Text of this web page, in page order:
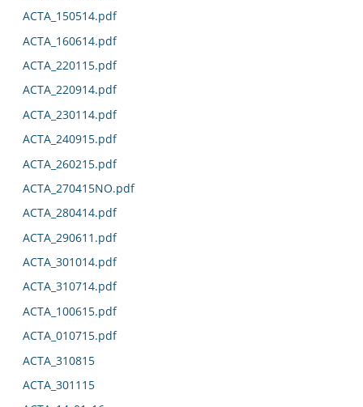
ACTA_150514.pdf
ACTA_160614.pdf
ACTA_220115.pdf
ACTA_220914.pdf
ACTA_230114.pdf
ACTA_240915.pdf
ACTA_260215.pdf
ACTA_270415NO.pdf
ACTA_280414.pdf
ACTA_290611.pdf
ACTA_301014.pdf
ACTA_310714.pdf
ACTA_100615.pdf
ACTA_010715.pdf
ACTA_310815
ACTA_301115